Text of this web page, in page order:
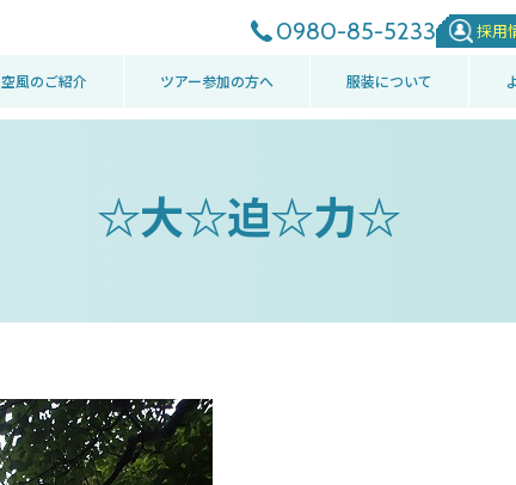
0980-85-5233 採用
空風のご紹介 ツアー参加の方へ 服装について
☆大☆迫☆力☆